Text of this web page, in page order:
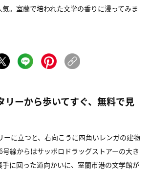
。室蘭で培われた文学の香りに浸ってみま
リーから歩いてすぐ、無料で見
ーに立つと、右向こうに四角いレンガの建物
線からはサッポロドラッグストアーの大き
に回った道向かいに、室蘭市港の文学館が